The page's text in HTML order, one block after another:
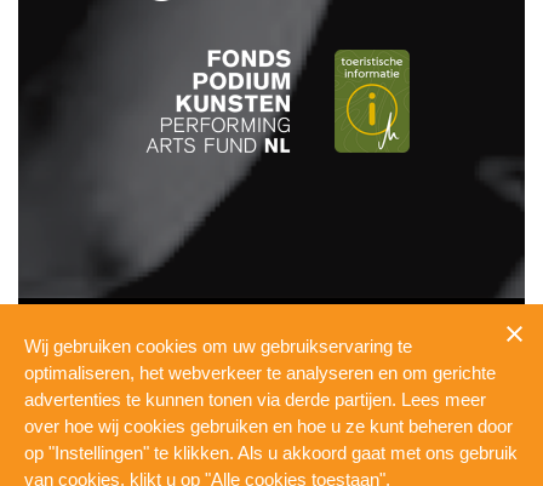
INFO
PRESSKIT
TECHNICAL
PRIVACY
COOKIES
WERKEN BIJ DE PUL
Wij gebruiken cookies om uw gebruikservaring te
optimaliseren, het webverkeer te analyseren en om gerichte
advertenties te kunnen tonen via derde partijen. Lees meer
over hoe wij cookies gebruiken en hoe u ze kunt beheren door
op "Instellingen" te klikken. Als u akkoord gaat met ons gebruik
van cookies, klikt u op "Alle cookies toestaan".